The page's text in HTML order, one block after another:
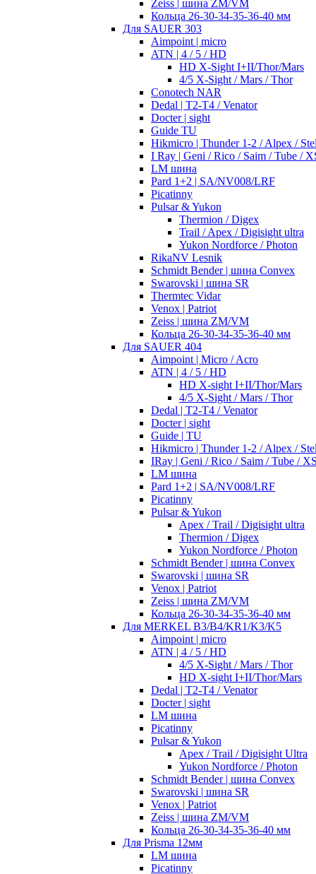
Zeiss | шина ZM/VM
Кольца 26-30-34-35-36-40 мм
Для SAUER 303
Aimpoint | micro
ATN | 4 / 5 / HD
HD X-Sight I+II/Thor/Mars
4/5 X-Sight / Mars / Thor
Conotech NAR
Dedal | T2-T4 / Venator
Docter | sight
Guide TU
Hikmicro | Thunder 1-2 / Alpex /
I Ray | Geni / Rico / Saim / Tube /
LM шина
Pard 1+2 | SA/NV008/LRF
Picatinny
Pulsar & Yukon
Thermion / Digex
Trail / Apex / Digisight ultra
Yukon Nordforce / Photon
RikaNV Lesnik
Schmidt Bender | шина Convex
Swarovski | шина SR
Thermtec Vidar
Venox | Patriot
Zeiss | шина ZM/VM
Кольца 26-30-34-35-36-40 мм
Для SAUER 404
Aimpoint | Micro / Acro
ATN | 4 / 5 / HD
HD X-sight I+II/Thor/Mars
4/5 X-Sight / Mars / Thor
Dedal | T2-T4 / Venator
Docter | sight
Guide | TU
Hikmicro | Thunder 1-2 / Alpex /
IRay | Geni / Rico / Saim / Tube /
LM шина
Pard 1+2 | SA/NV008/LRF
Picatinny
Pulsar & Yukon
Apex / Trail / Digisight ultra
Thermion / Digex
Yukon Nordforce / Photon
Schmidt Bender | шина Convex
Swarovski | шина SR
Venox | Patriot
Zeiss | шина ZM/VM
Кольца 26-30-34-35-36-40 мм
Для MERKEL B3/B4/KR1/K3/K5
Aimpoint | micro
ATN | 4 / 5 / HD
4/5 X-Sight / Mars / Thor
HD X-sight I+II/Thor/Mars
Dedal | T2-T4 / Venator
Docter | sight
LM шина
Picatinny
Pulsar & Yukon
Apex / Trail / Digisight Ultra
Yukon Nordforce / Photon
Schmidt Bender | шина Convex
Swarovski | шина SR
Venox | Patriot
Zeiss | шина ZM/VM
Кольца 26-30-34-35-36-40 мм
Для Prisma 12мм
LM шина
Picatinny